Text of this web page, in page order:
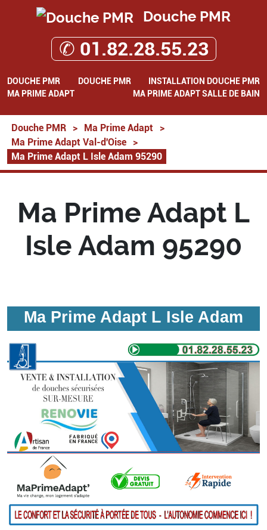
Douche PMR
✆ 01.82.28.55.23
DOUCHE PMR DOUCHE PMR
INSTALLATION DOUCHE PMR
MA PRIME ADAPT
MA PRIME ADAPT SALLE DE BAIN
Douche PMR > Ma Prime Adapt
>
Ma Prime Adapt Val-d'Oise
>
Ma Prime Adapt L Isle Adam 95290
Ma Prime Adapt L
Isle Adam 95290
Ma Prime Adapt L Isle Adam